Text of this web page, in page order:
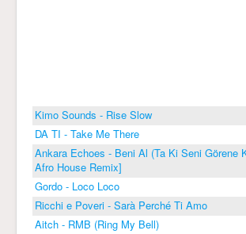
Kimo Sounds - Rise Slow
DA TI - Take Me There
Ankara Echoes - Beni Al (Ta Ki Seni Görene
Afro House Remix]
Gordo - Loco Loco
Ricchi e Poveri - Sarà Perché Ti Amo
Aitch - RMB (Ring My Bell)